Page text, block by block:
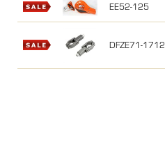
EE52-125
DFZE71-1712